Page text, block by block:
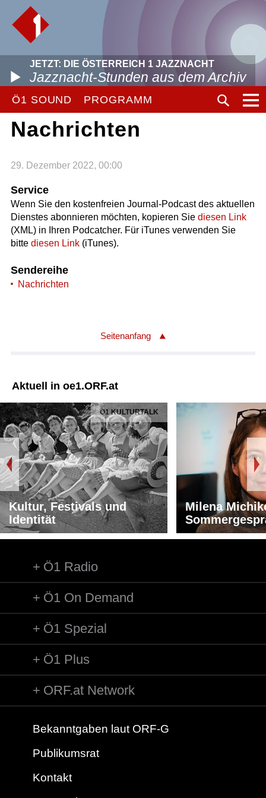
JETZT: DIE ÖSTERREICH 1 JAZZNACHT
Jazznacht-Stunden aus dem Archiv
Ö1 SOUND PROGRAMM
Nachrichten
29. Dezember 2022, 00:00
Service
Wenn Sie den kostenfreien Journal-Podcast des aktuellen
Dienstes abonnieren möchten, kopieren Sie diesen Link
(XML) in Ihren Podcatcher. Für iTunes verwenden Sie
bitte diesen Link(iTunes).
Sendereihe
Nachrichten
Seitenanfang
Aktuell in oe1.ORF.at
Ö1 KULTURTALK
Kultur, Festivals und
Identität
Milena
Ö1 Radio
Ö1 On Demand
Ö1 Spezial
Ö1 Plus
ORF.at Network
Bekanntgaben laut ORF-G
Publikumsrat
Kontakt